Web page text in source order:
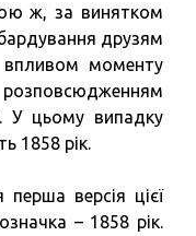
ж, за винятком
друзям
впливом моменту
У цьому випадку
1858 рік.
версія цієї
– 1858 рік.